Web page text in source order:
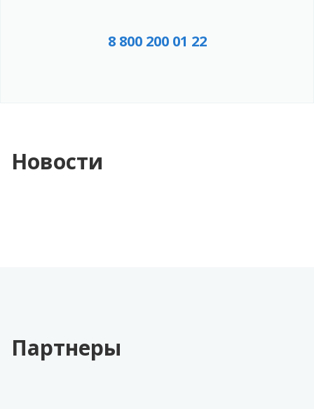
8 800 200 01 22
Новости
Партнеры